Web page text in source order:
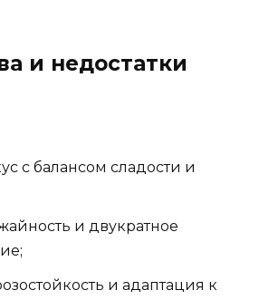
и недостатки
с балансом сладости и
и двукратное
и адаптация к